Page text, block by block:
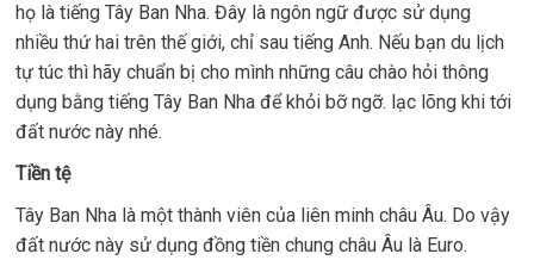
họ là tiếng Tây Ban Nha. Đây là ngôn ngữ được sử dụng
nhiều thứ hai trên thế giới, chỉ sau tiếng Anh. Nếu bạn du lịch
tự túc thì hãy chuẩn bị cho mình những câu chào hỏi thông
dụng bằng tiếng Tây Ban Nha để khỏi bỡ ngỡ. lạc lõng khi tới
đất nước này nhé.
Tiền tệ
Tây Ban Nha là một thành viên của liên minh châu Âu. Do vậy
đất nước này sử dụng đồng tiền chung châu Âu là Euro.